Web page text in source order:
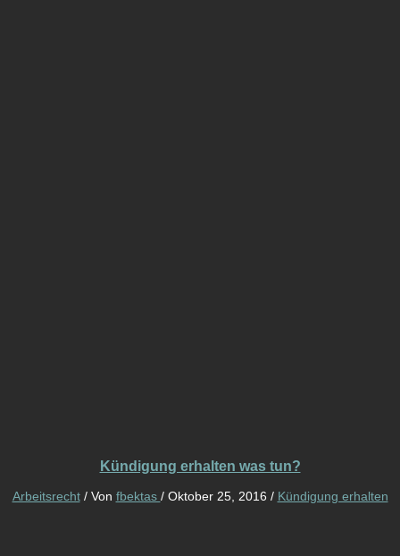
Kündigung erhalten was tun?
Arbeitsrecht/ Von fbektas / Oktober 25, 2016 / Kündigung erhalten